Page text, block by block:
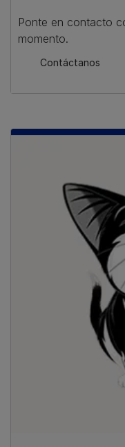
Ponte en contacto
momento.
Contáctanos